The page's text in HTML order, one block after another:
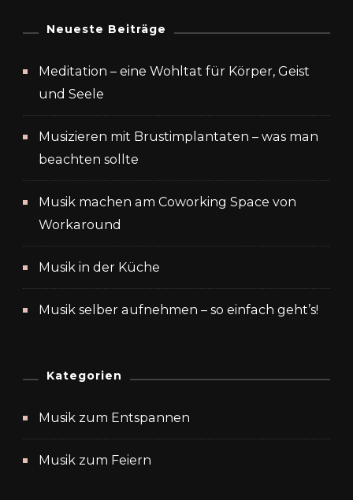
Neueste Beiträge
Meditation – eine Wohltat für Körper, Geist
und Seele
Musizieren mit Brustimplantaten – was man
beachten sollte
Musik machen am Coworking Space von
Workaround
Musik in der Küche
Musik selber aufnehmen – so einfach geht’s!
Kategorien
Musik zum Entspannen
Musik zum Feiern